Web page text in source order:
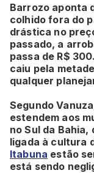
Barrozo aponta
colhido fora do
drástica no
passado, a
passa de R$
caiu pela
qualquer
Segundo
estendem aos
no Sul da
ligada à cultura
Itabuna estão
está sendo